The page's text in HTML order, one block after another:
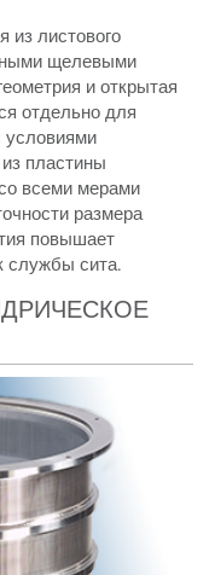
из листового
щелевыми
и открытая
отдельно для
условиями
пластины
всеми мерами
размера
повышает
службы сита.